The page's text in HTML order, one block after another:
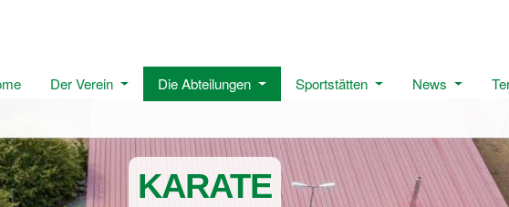
Der Verein Die Abteilungen Sportstätten News
KARATE